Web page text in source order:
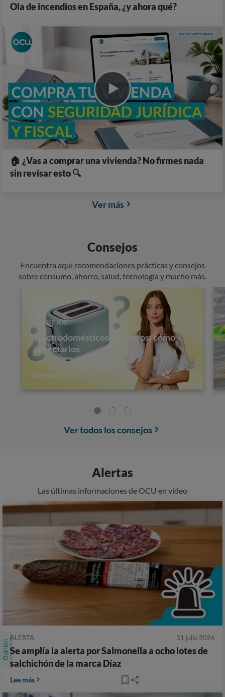
Ola de incendios en España, ¿y ahora qué?
🏠 ¿Vas a comprar una vivienda? No firmes nada
sin revisar esto 🔍
Ver más
Consejos
Encuentra aquí recomendaciones prácticas y consejos
sobre consumo, ahorro, salud, tecnología y mucho más.
CONSEJOS
Electrodomésticos inseguros: cómo
detectarlos
Lee más
Ver todos los consejos
Alertas
Las últimas informaciones de OCU en video
ALERTA 31 julio 2026
Se amplía la alerta por Salmonella a ocho lotes de
salchichón de la marca Díaz
Lee más